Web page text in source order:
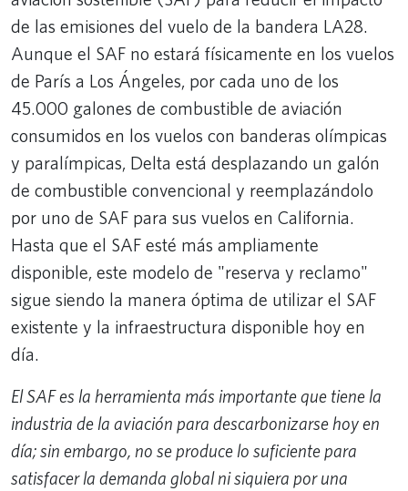
de las emisiones del vuelo de la bandera LA28.
Aunque el SAF no estará físicamente en los vuelos
de París a Los Ángeles, por cada uno de los
45.000 galones de combustible de aviación
consumidos en los vuelos con banderas olímpicas
y paralímpicas, Delta está desplazando un galón
de combustible convencional y reemplazándolo
por uno de SAF para sus vuelos en California.
Hasta que el SAF esté más ampliamente
disponible, este modelo de "reserva y reclamo"
sigue siendo la manera óptima de utilizar el SAF
existente y la infraestructura disponible hoy en
día.
El SAF es la herramienta más importante que tiene la
industria de la aviación para descarbonizarse hoy en
día; sin embargo, no se produce lo suficiente para
satisfacer la demanda global ni siquiera por una